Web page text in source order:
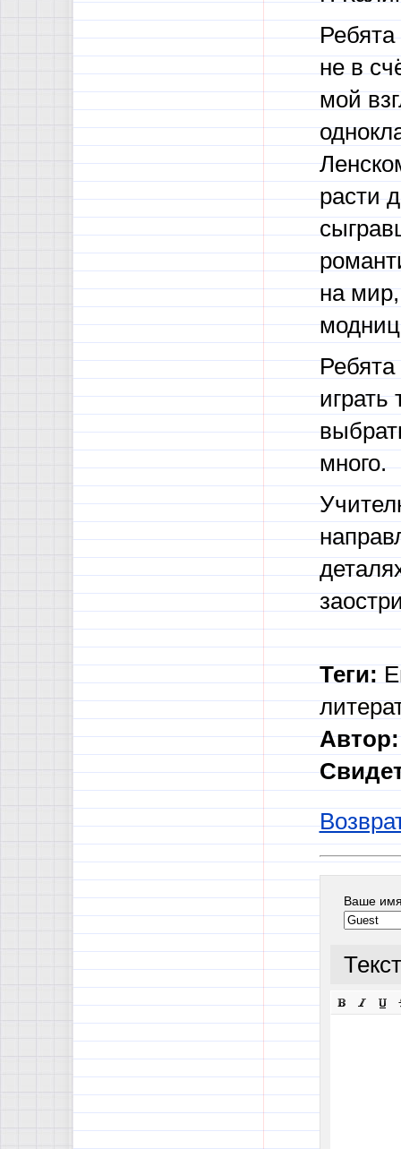
Ребята
не в
мой
расти
на
Ребята
играть
много.
Теги:
Автор:
Ваше